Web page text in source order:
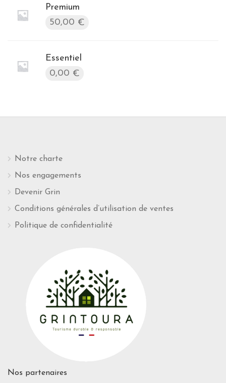
Premium
50,00 €
Essentiel
0,00 €
Notre charte
Nos engagements
Devenir Grin
Conditions générales d’utilisation de ventes
Politique de confidentialité
Nos partenaires